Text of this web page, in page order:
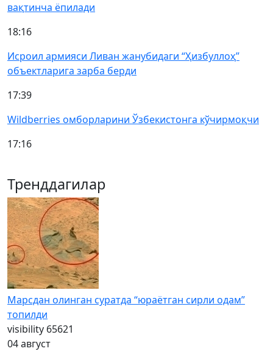
вақтинча ёпилади
18:16
Исроил армияси Ливан жанубидаги “Ҳизбуллоҳ”
объектларига зарба берди
17:39
Wildberries омборларини Ўзбекистонга кўчирмоқчи
17:16
Тренддагилар
Марсдан олинган суратда “юраётган сирли одам”
топилди
visibility 65621
04 август